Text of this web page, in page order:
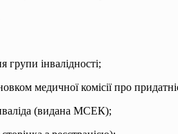
інвалідності;
медичної комісії про
(видана МСЕК);